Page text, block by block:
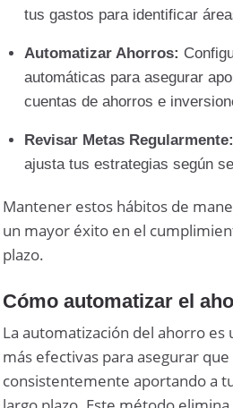
tus gastos para identificar
Automatizar Ahorros:
automáticas para asegurar
cuentas de ahorros e
Revisar Metas Regularmente:
ajusta tus estrategias según
Mantener estos hábitos de
un mayor éxito en el
plazo.
Cómo automatizar el
La automatización del ahorro es
más efectivas para asegurar
consistentemente aportando a